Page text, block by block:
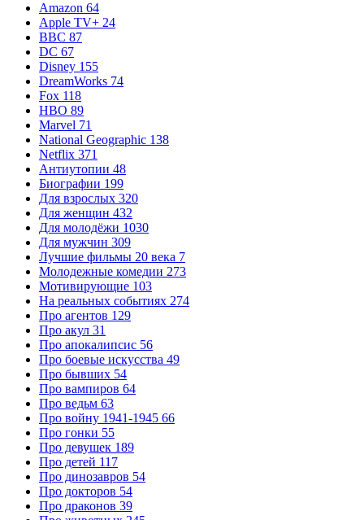
Amazon 64
Apple TV+ 24
BBC 87
DC 67
Disney 155
DreamWorks 74
Fox 118
HBO 89
Marvel 71
National Geographic 138
Netflix 371
Антиутопии 48
Биографии 199
Для взрослых 320
Для женщин 432
Для молодёжи 1030
Для мужчин 309
Лучшие фильмы 20 века 7
Молодежные комедии 273
Мотивирующие 103
На реальных событиях 274
Про агентов 129
Про акул 31
Про апокалипсис 56
Про боевые искусства 49
Про бывших 54
Про вампиров 64
Про ведьм 63
Про войну 1941-1945 66
Про гонки 55
Про девушек 189
Про детей 117
Про динозавров 54
Про докторов 54
Про драконов 39